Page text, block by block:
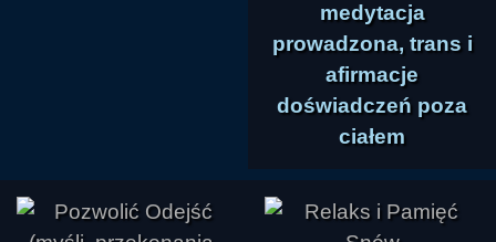
medytacja
prowadzona, trans i
afirmacje
doświadczeń poza
ciałem